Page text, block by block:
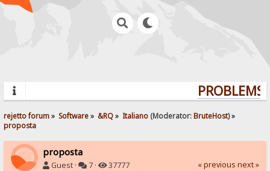
rejetto forum» Software» &RQ» Italiano (Moderator:BruteHost) »
proposta
proposta
Guest · 7 · 37777 « previous next »